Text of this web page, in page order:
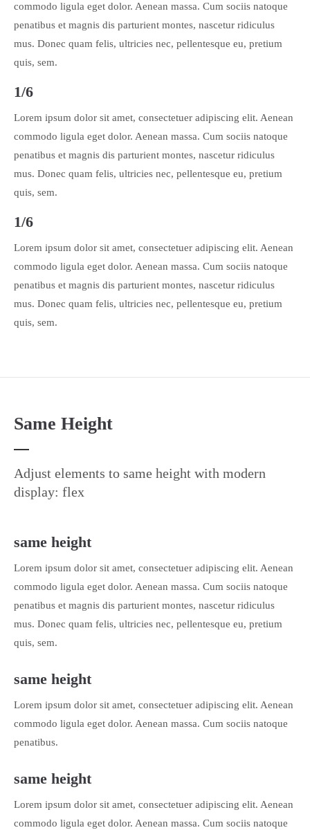
commodo ligula eget dolor. Aenean massa. Cum sociis natoque
penatibus et magnis dis parturient montes, nascetur ridiculus
mus. Donec quam felis, ultricies nec, pellentesque eu, pretium
quis, sem.
1/6
Lorem ipsum dolor sit amet, consectetuer adipiscing elit. Aenean
commodo ligula eget dolor. Aenean massa. Cum sociis natoque
penatibus et magnis dis parturient montes, nascetur ridiculus
mus. Donec quam felis, ultricies nec, pellentesque eu, pretium
quis, sem.
1/6
Lorem ipsum dolor sit amet, consectetuer adipiscing elit. Aenean
commodo ligula eget dolor. Aenean massa. Cum sociis natoque
penatibus et magnis dis parturient montes, nascetur ridiculus
mus. Donec quam felis, ultricies nec, pellentesque eu, pretium
quis, sem.
Same Height
Adjust elements to same height with modern
display: flex
same height
Lorem ipsum dolor sit amet, consectetuer adipiscing elit. Aenean
commodo ligula eget dolor. Aenean massa. Cum sociis natoque
penatibus et magnis dis parturient montes, nascetur ridiculus
mus. Donec quam felis, ultricies nec, pellentesque eu, pretium
quis, sem.
same height
Lorem ipsum dolor sit amet, consectetuer adipiscing elit. Aenean
commodo ligula eget dolor. Aenean massa. Cum sociis natoque
penatibus.
same height
Lorem ipsum dolor sit amet, consectetuer adipiscing elit. Aenean
commodo ligula eget dolor. Aenean massa. Cum sociis natoque